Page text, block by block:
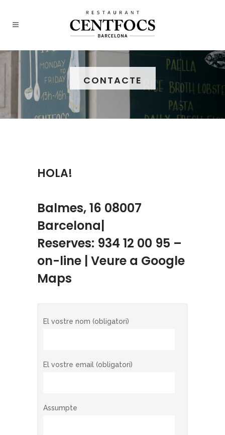
CONTACTE
HOLA!
Balmes, 16 08007
Barcelona|
Reserves: 934 12 00 95 –
on-line | Veure a Google
Maps
El vostre nom (obligatori)
El vostre email (obligatori)
Assumpte